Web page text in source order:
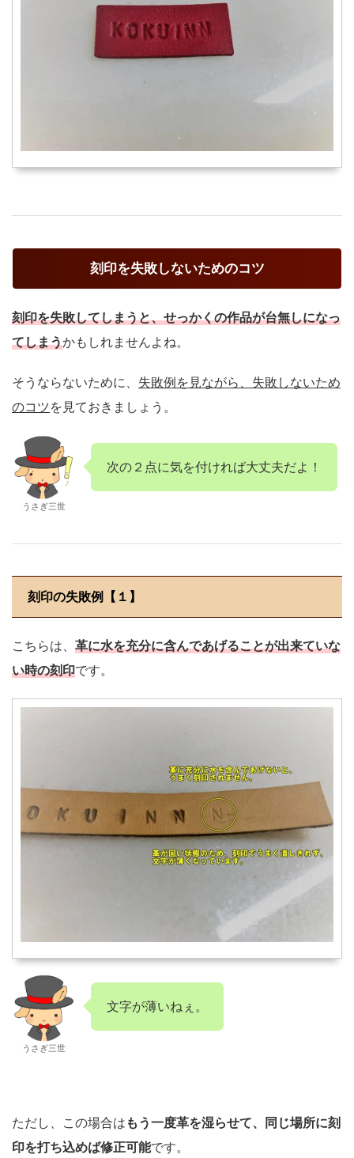
刻印を失敗しないためのコツ
刻印を失敗してしまうと、せっかくの作品が台無しになっ
てしまうかもしれませんよね。
そうならないために、 失敗例を見ながら、失敗しないため
のコツを見ておきましょう。
うさぎ三世
次の２点に気を付ければ大丈夫だよ！
刻印の失敗例【１】
こちらは、 革に水を充分に含んであげることが出来ていな
い時の刻印です。
うさぎ三世
文字が薄いねぇ。
ただし、この場合は もう一度革を湿らせて、同じ場所に刻
印を打ち込めば修正可能です。